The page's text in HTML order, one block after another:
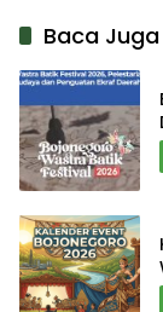
Baca Juga